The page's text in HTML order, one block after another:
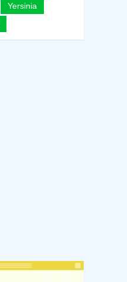
Yersinia